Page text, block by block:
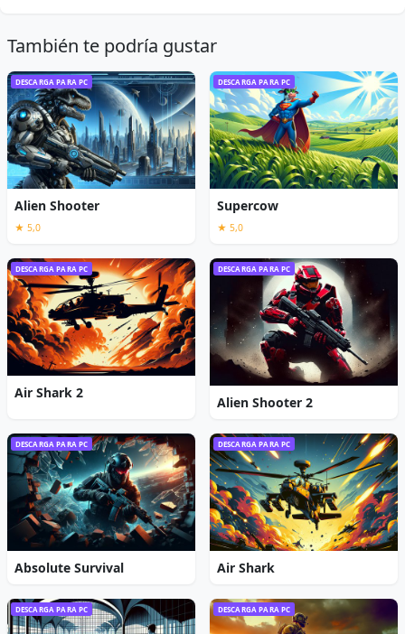
También te podría gustar
DESCARGA PARA PC
Alien Shooter
★ 5,0
DESCARGA PARA PC
Supercow
★ 5,0
DESCARGA PARA PC
Air Shark 2
DESCARGA PARA PC
Alien Shooter 2
DESCARGA PARA PC
Absolute Survival
DESCARGA PARA PC
Air Shark
DESCARGA PARA PC DESCARGA PARA PC